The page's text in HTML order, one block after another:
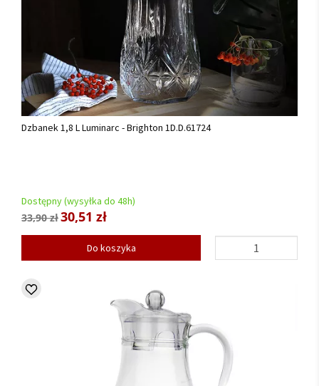
Dzbanek 1,8 L Luminarc - Brighton 1D.D.61724
Dostępny (wysyłka do 48h)
33,90 zł30,51 zł
Do koszyka